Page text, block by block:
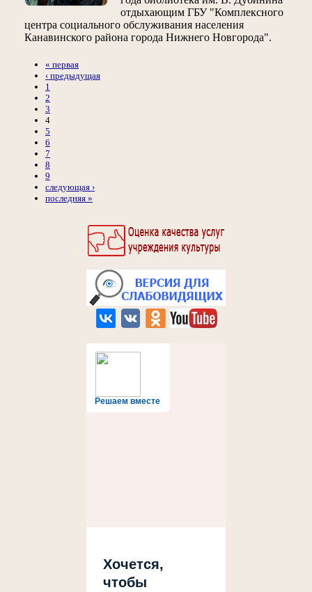
Решаем вместе
Хочется,
чтобы
отдыхающим ГБУ "Комплексного
центра социального обслуживания населения
Канавинского района города Нижнего Новгорода".
« первая
‹ предыдущая
1
2
3
4
5
6
7
8
9
следующая ›
последняя »